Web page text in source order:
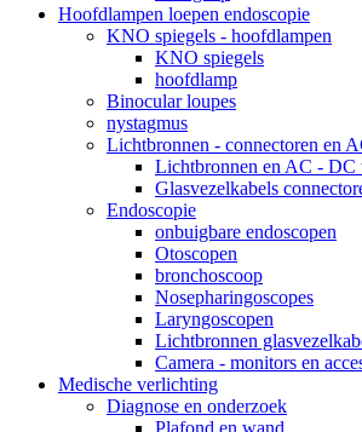
Hoofdlampen loepen endoscopie
KNO spiegels - hoofdlampen
KNO spiegels
hoofdlamp
Binocular loupes
nystagmus
Lichtbronnen - connectoren en
Lichtbronnen en AC - DC
Glasvezelkabels
Endoscopie
onbuigbare endoscopen
Otoscopen
bronchoscoop
Nosepharingoscopes
Laryngoscopen
Lichtbronnen
Camera - monitors en
Medische verlichting
Diagnose en onderzoek
Plafond en wand